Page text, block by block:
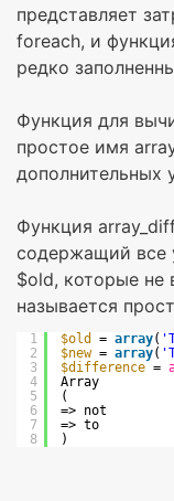
представляет
foreach, и
редко
Функция для
простое имя
дополнительных
Функция
содержащий все
$old, которые не
называется
1
2
3
4
5
6
7
8
$old = array(
$new = array(
$difference =
Array
(
=> not
=> to
)